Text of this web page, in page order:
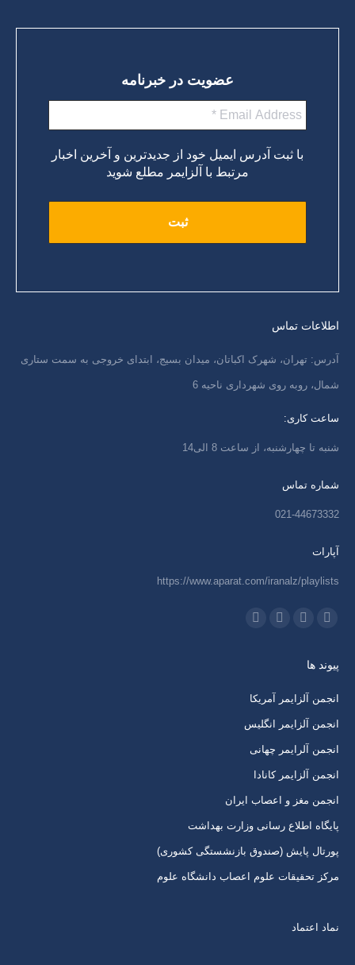
عضویت در خبرنامه
با ثبت آدرس ایمیل خود از جدیدترین و آخرین اخبار
مرتبط با آلزایمر مطلع شوید
اطلاعات تماس
آدرس: تهران، شهرک اکباتان، میدان بسیج، ابتدای خروجی به سمت ستاری
شمال، روبه روی شهرداری ناحیه 6
ساعت کاری:
شنبه تا چهارشنبه، از ساعت 8 الی14
شماره تماس
021-44673332
آپارات
https://www.aparat.com/iranalz/playlists
ما را دنبال کنید در:
کردن
پنجره
جدید
پنجره
جدید
پنجره
جدید
پنجره
جدید
پیوند ها
انجمن آلزایمر آمریکا
انجمن آلزایمر انگلیس
انجمن آلرایمر چهانی
انجمن آلزایمر کانادا
انجمن مغز و اعصاب ایران
پایگاه اطلاع رسانی وزارت بهداشت
پورتال پایش (صندوق بازنشستگی کشوری)
مرکز تحقیقات علوم اعصاب دانشگاه علوم
نماد اعتماد